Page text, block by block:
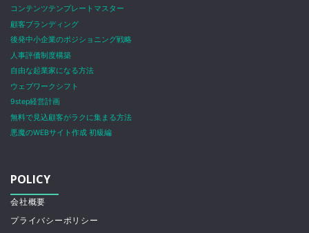
コンテンツテンプレートマスター
顧客ブランディング
後発中小企業のポジショニング戦略
人事評価制度構築
自由な起業家になる方法
ウェブワークシフト
9step経営計画
無料で見込顧客がラクに集まる方法
悪魔のWEBサイト作成 初級編
POLICY
会社概要
プライバシーポリシー